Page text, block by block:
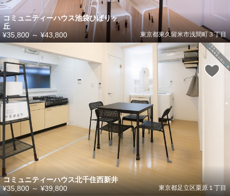
コミュニティーハウス池袋ひばりヶ
丘
東京都東久留米市浅間町３丁目
¥35,800～¥43,800
コミュニティーハウス北千住西新井
東京都足立区栗原１丁目
¥35,800～¥39,800